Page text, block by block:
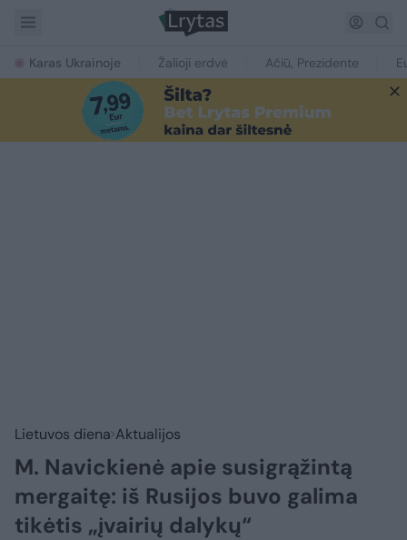
Karas Ukrainoje Žalioji erdvė Ačiū, Prezidente
Lietuvos diena Aktualijos
M. Navickienė apie susigrąžintą
mergaitę: iš Rusijos buvo galima
tikėtis „įvairių dalykų“